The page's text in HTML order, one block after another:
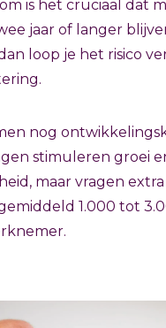
is het cruciaal dat
jaar of langer
loop je het risico
nog
stimuleren groei
maar vragen
1.000 tot